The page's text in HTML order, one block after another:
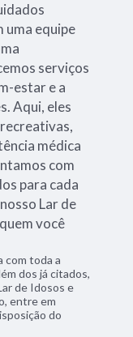
uma equipe
serviços
estar e a
Aqui, eles
médica
com
para cada
Lar de
você
com toda a
dos já citados,
de Idosos e
entre em
do